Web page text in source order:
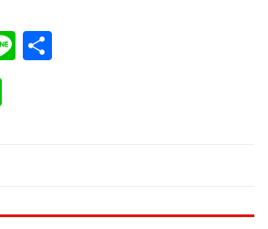
าคมกีฬา พร้อมด้วย นางพัชรินทร์ สิทธิ
กองส่งเสริมกิจกรรม การท่องเที่ยวแห่ง
มีเกียรติ ตลอดจนสื่อมวลชนร่วมงาน
Li